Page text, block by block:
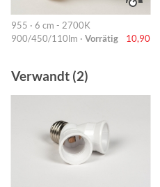
955 · 6 cm - 2700K
900/450/110lm · Vorrätig 10,90
Verwandt (2)